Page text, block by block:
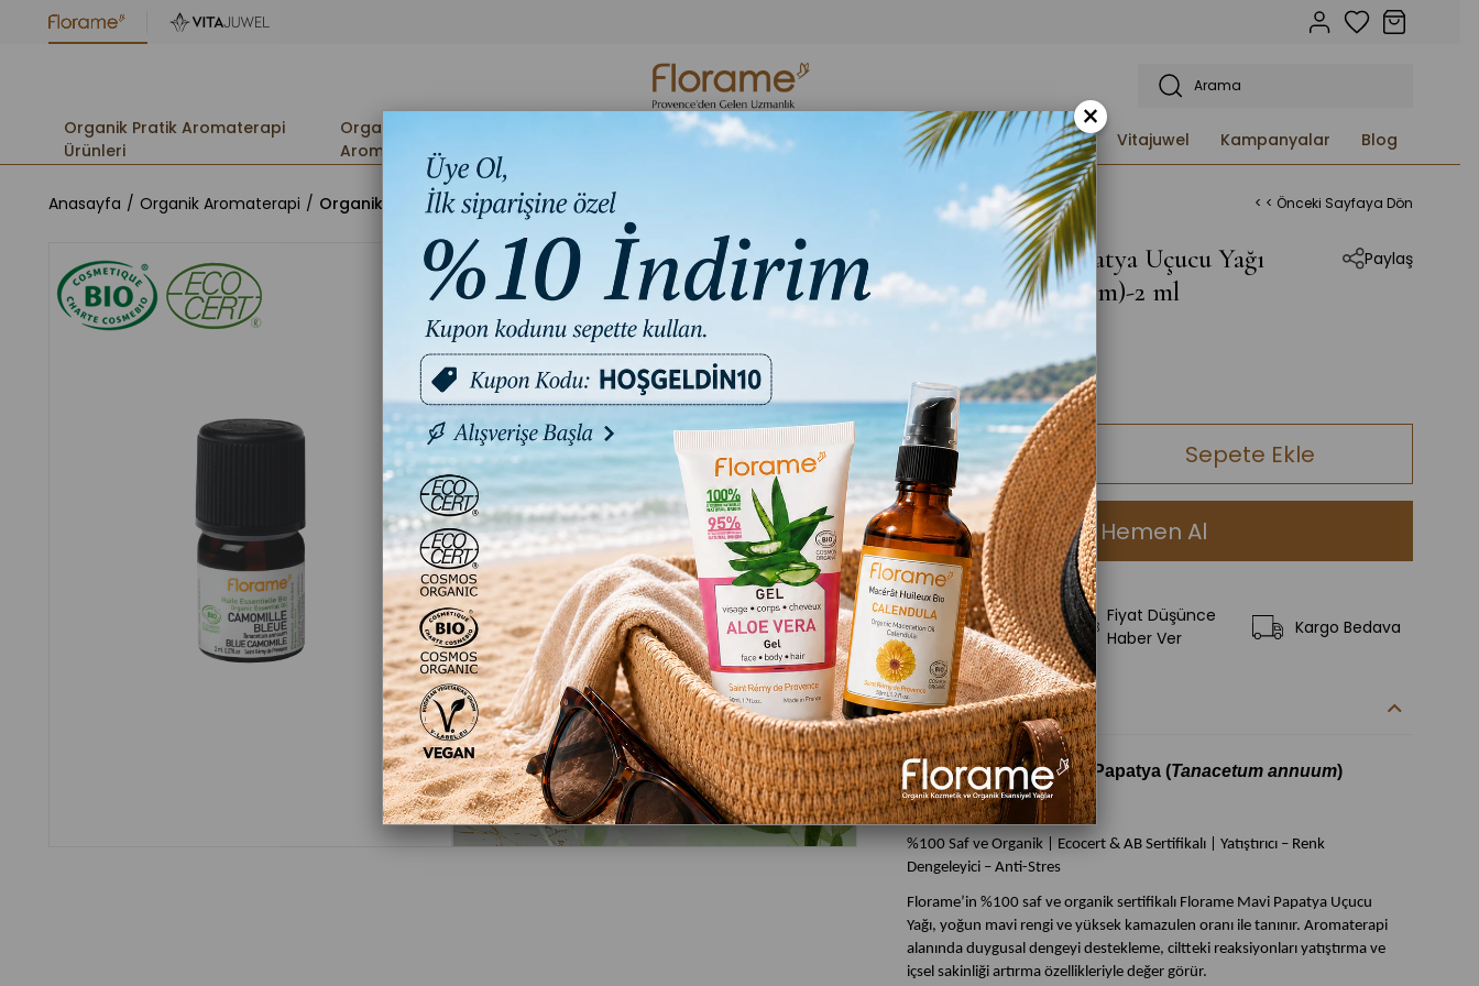
Organik Pratik Aromaterapi
Ürünleri
Organik
Aromaterapi
Organik Hijyen
Ürünleri
Florame Bakım Setleri ve
Ritüelleri
Vitajuwel Kampanyalar Blog
Anasayfa Organik Aromaterapi Organik Mavi Papatya Uçucu Yağı (Tanacetum annuum)-2 ml < < Önceki Sayfaya Dön
Organik Mavi Papatya Uçucu Yağı
(Tanacetum annuum)-2 ml
Paylaş
Favorilere Ekle
Fiyat Düşünce
Haber Ver
Kargo Bedava
Ürün Özellikleri
Florame Organik Mavi Papatya (Tanacetum annuum)
Uçucu Yağı -2 ml
%100 Saf ve Organik | Ecocert & AB Sertifikalı | Yatıştırıcı – Renk
Dengeleyici – Anti-Stres
Florame’in %100 saf ve organik sertifikalı Florame Mavi Papatya Uçucu
Yağı, yoğun mavi rengi ve yüksek kamazulen oranı ile tanınır. Aromaterapi
alanında duygusal dengeyi destekleme, ciltteki reaksiyonları yatıştırma ve
içsel sakinliği artırma özellikleriyle değer görür.
×